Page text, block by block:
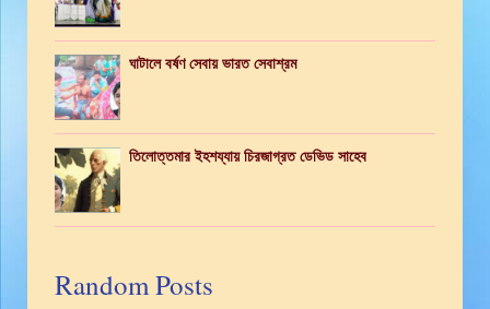
ঘাটালে বর্ষণ সেবায় ভারত সেবাশ্রম
তিলোত্তমার ইহশয্যায় চিরজাগ্রত ডেভিড সাহেব
Random Posts